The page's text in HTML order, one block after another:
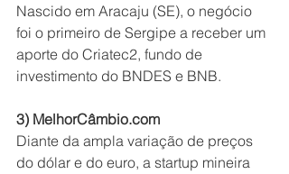
Nascido em Aracaju (SE), o negócio
foi o primeiro de Sergipe a receber um
aporte do Criatec2, fundo de
investimento do BNDES e BNB.
3) MelhorCâmbio.com
Diante da ampla variação de preços
do dólar e do euro, a startup mineira